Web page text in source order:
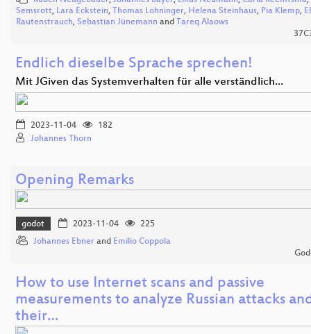
Semsrott, Lara Eckstein, Thomas Lohninger, Helena Steinhaus, Pia Klemp,
Rautenstrauch, Sebastian Jünemann and Tareq Alaows
Endlich dieselbe Sprache sprechen!
Mit JGiven das Systemverhalten für alle verständlich…
2023-11-04
182
Johannes Thorn
Opening Remarks
godot 2023-11-04
225
Johannes Ebner and Emilio Coppola
How to use Internet scans and passive
measurements to analyze Russian attacks
their…